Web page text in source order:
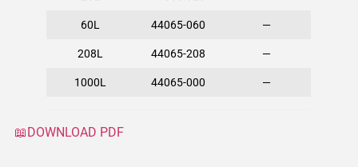
60L 44065-060 —
208L 44065-208 —
1000L 44065-000 —
📖DOWNLOAD PDF